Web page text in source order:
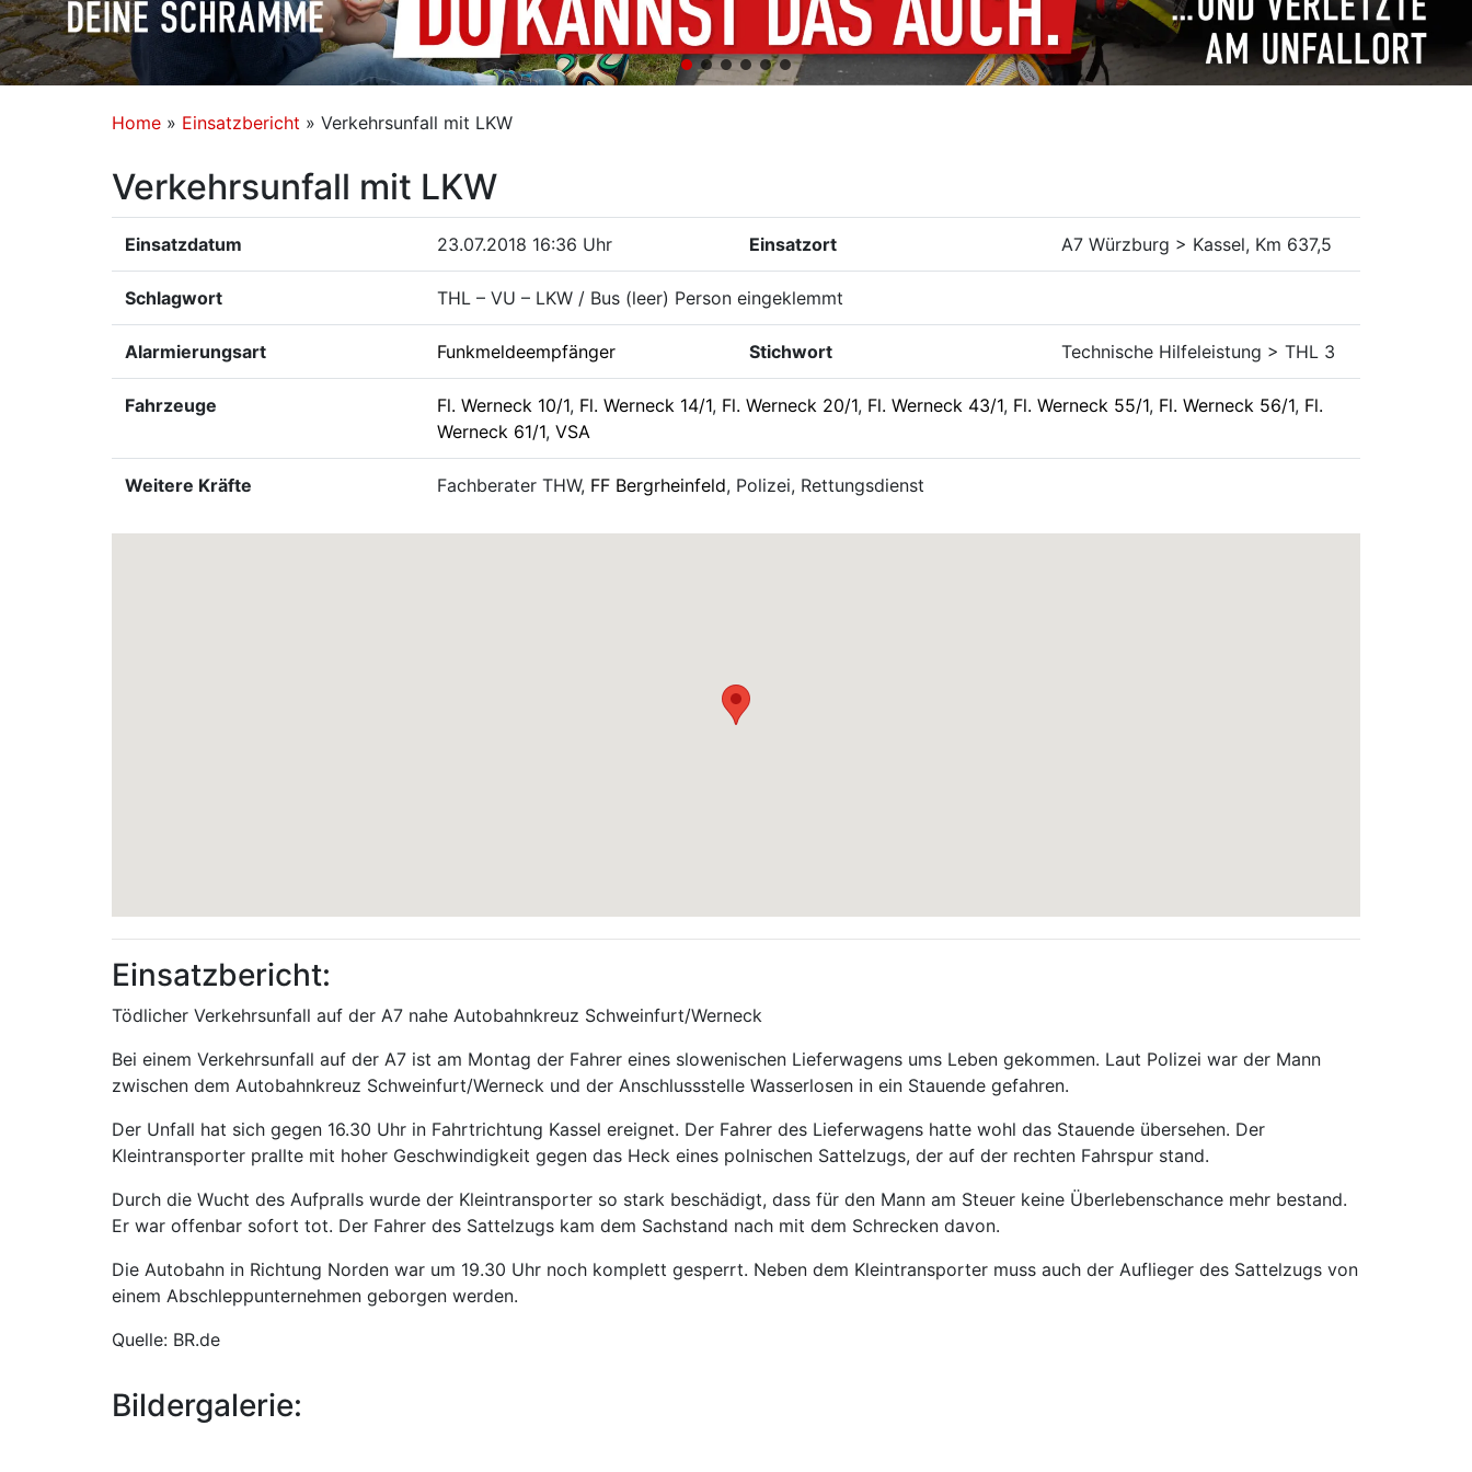
Home » Einsatzbericht » Verkehrsunfall mit LKW
Verkehrsunfall mit LKW
Einsatzdatum 23.07.2018 16:36 Uhr Einsatzort A7 Würzburg > Kassel, Km 637,5
Schlagwort THL – VU – LKW / Bus (leer) Person eingeklemmt
Alarmierungsart Funkmeldeempfänger Stichwort Technische Hilfeleistung > THL 3
Fahrzeuge Fl. Werneck 10/1, Fl. Werneck 14/1, Fl. Werneck 20/1, Fl. Werneck 43/1, Fl. Werneck 55/1, Fl. Werneck 56/1, Fl.
Werneck 61/1, VSA
Weitere Kräfte Fachberater THW, FF Bergrheinfeld, Polizei, Rettungsdienst
Einsatzbericht:
Tödlicher Verkehrsunfall auf der A7 nahe Autobahnkreuz Schweinfurt/Werneck
Bei einem Verkehrsunfall auf der A7 ist am Montag der Fahrer eines slowenischen Lieferwagens ums Leben gekommen. Laut Polizei war der Mann
zwischen dem Autobahnkreuz Schweinfurt/Werneck und der Anschlussstelle Wasserlosen in ein Stauende gefahren.
Der Unfall hat sich gegen 16.30 Uhr in Fahrtrichtung Kassel ereignet. Der Fahrer des Lieferwagens hatte wohl das Stauende übersehen. Der
Kleintransporter prallte mit hoher Geschwindigkeit gegen das Heck eines polnischen Sattelzugs, der auf der rechten Fahrspur stand.
Durch die Wucht des Aufpralls wurde der Kleintransporter so stark beschädigt, dass für den Mann am Steuer keine Überlebenschance mehr bestand.
Er war offenbar sofort tot. Der Fahrer des Sattelzugs kam dem Sachstand nach mit dem Schrecken davon.
Die Autobahn in Richtung Norden war um 19.30 Uhr noch komplett gesperrt. Neben dem Kleintransporter muss auch der Auflieger des Sattelzugs von
einem Abschleppunternehmen geborgen werden.
Quelle: BR.de
Bildergalerie: